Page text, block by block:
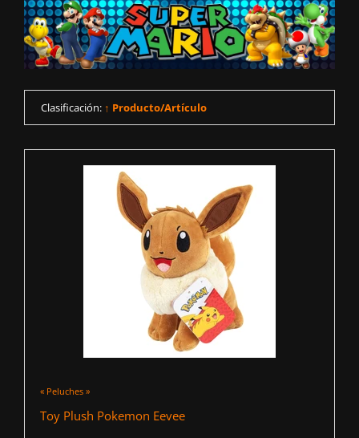
Clasificación: ↑ Producto/Artículo
« Peluches »
Toy Plush Pokemon Eevee